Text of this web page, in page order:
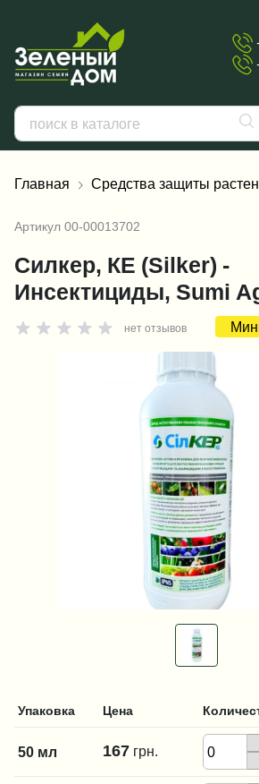
Главная Средства защиты
Артикул 00-00013702
Силкер, КЕ (Silker) -
Инсектициды, Sumi
нет отзывов
Упаковка Цена
50 мл 167 грн.